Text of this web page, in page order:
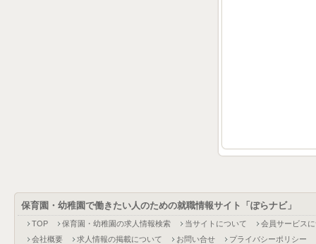
保育園・幼稚園で働きたい人のための就職情報サイト「ぽらナビ」
TOP 保育園・幼稚園の求人情報検索 当サイトについて
会員サービス
会社概要
求人情報の掲載について お問い合せ プライバシーポリシー